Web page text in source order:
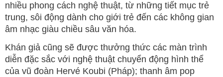
nhiều phong cách nghệ thuật, từ những tiết mục trẻ
trung, sôi động dành cho giới trẻ đến các không gian
âm nhạc giàu chiều sâu văn hóa.
Khán giả cũng sẽ được thưởng thức các màn trình
diễn đặc sắc với nghệ thuật chuyển động hình thể
của vũ đoàn Hervé Koubi (Pháp); thanh âm pop